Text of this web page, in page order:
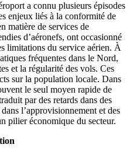
a connu plusieurs épisodes
enjeux liés à la conformité de
matière de services de
d’aéronefs, ont occasionné
limitations du service aérien. À
fréquentes dans le Nord,
et la régularité des vols. Ces
sur la population locale. Dans
le seul moyen rapide de
par des retards dans des
l’approvisionnement et des
pilier économique du secteur.